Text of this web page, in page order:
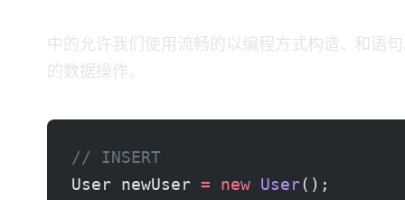
MyBatis 中的 Dynamic SQL 允许我们使用流畅的 DSL 以编程方式构造 INSERT
的数据操作。
// INSERT
User newUser = new User();